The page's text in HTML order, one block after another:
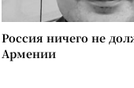
Россия ничего не
Армении